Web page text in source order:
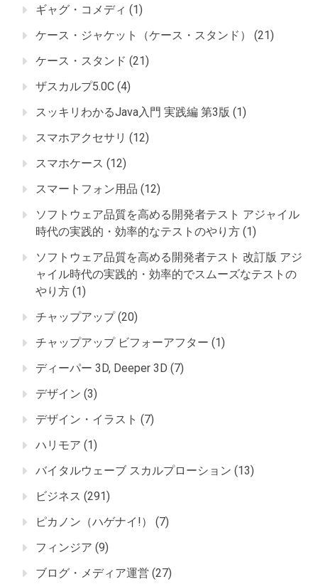
ギャグ・コメディ (1)
ケース・ジャケット（ケース・スタンド）
(21)
ケース・スタンド (21)
ザスカルプ5.0C (4)
スッキリわかるJava入門 実践編 第3版 (1)
スマホアクセサリ (12)
スマホケース (12)
スマートフォン用品 (12)
ソフトウェア品質を高める開発者テスト アジャイル
時代の実践的・効率的なテストのやり方 (1)
ソフトウェア品質を高める開発者テスト 改訂版 アジ
ャイル時代の実践的・効率的でスムーズなテストの
やり方 (1)
チャップアップ(20)
チャップアップ ビフォーアフター (1)
ディーパー 3D, Deeper 3D (7)
デザイン (3)
デザイン・イラスト (7)
ハリモア (1)
バイタルウェーブ スカルプローション (13)
ビジネス (291)
ピカノン（ハゲナイ!）
(7)
フィンジア (9)
ブログ・メディア運営 (27)